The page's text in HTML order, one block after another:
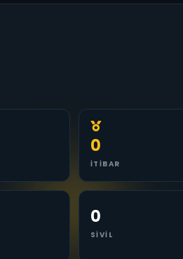
0
İTIBAR
0
SIVIL